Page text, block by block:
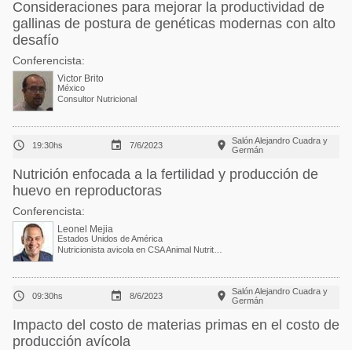
Consideraciones para mejorar la productividad de
gallinas de postura de genéticas modernas con alto
desafío
Conferencista:
Victor Brito
México
Consultor Nutricional
 19:30hs  7/6/2023 
Salón Alejandro Cuadra y
Germán
Nutrición enfocada a la fertilidad y producción de
huevo en reproductoras
Conferencista:
Leonel Mejia
Estados Unidos de América
 09:30hs  8/6/2023 
Salón Alejandro Cuadra y
Germán
Impacto del costo de materias primas en el costo de
producción avícola